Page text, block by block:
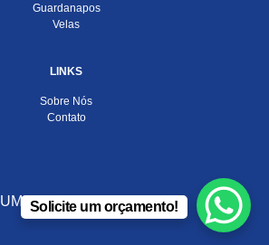
Guardanapos
Velas
LINKS
Sobre Nós
Contato
UMA EMPRESA DO
Solicite um orçamento!